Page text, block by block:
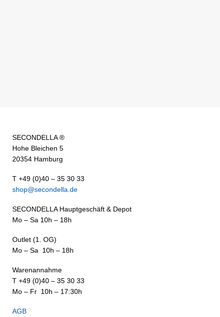
SECONDELLA ®
Hohe Bleichen 5
20354 Hamburg
T +49 (0)40 – 35 30 33
shop@secondella.de
SECONDELLA Hauptgeschäft & Depot
Mo – Sa 10h – 18h
Outlet (1. OG)
Mo – Sa 10h – 18h
Warenannahme
T +49 (0)40 – 35 30 33
Mo – Fr 10h – 17:30h
AGB